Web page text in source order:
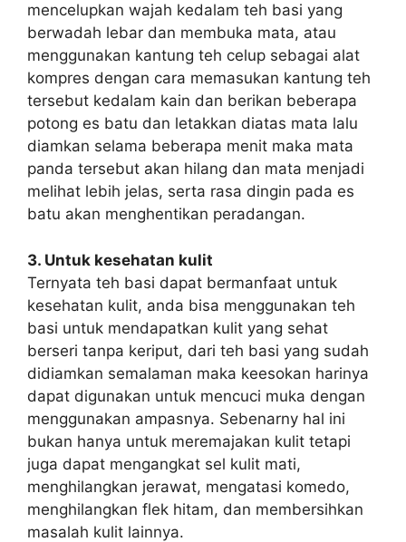
mencelupkan wajah kedalam teh basi yang
berwadah lebar dan membuka mata, atau
menggunakan kantung teh celup sebagai alat
kompres dengan cara memasukan kantung teh
tersebut kedalam kain dan berikan beberapa
potong es batu dan letakkan diatas mata lalu
diamkan selama beberapa menit maka mata
panda tersebut akan hilang dan mata menjadi
melihat lebih jelas, serta rasa dingin pada es
batu akan menghentikan peradangan.
3. Untuk kesehatan kulit
Ternyata teh basi dapat bermanfaat untuk
kesehatan kulit, anda bisa menggunakan teh
basi untuk mendapatkan kulit yang sehat
berseri tanpa keriput, dari teh basi yang sudah
didiamkan semalaman maka keesokan harinya
dapat digunakan untuk mencuci muka dengan
menggunakan ampasnya. Sebenarny hal ini
bukan hanya untuk meremajakan kulit tetapi
juga dapat mengangkat sel kulit mati,
menghilangkan jerawat, mengatasi komedo,
menghilangkan flek hitam, dan membersihkan
masalah kulit lainnya.